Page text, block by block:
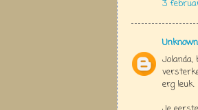
3
Unknown
erg leuk.